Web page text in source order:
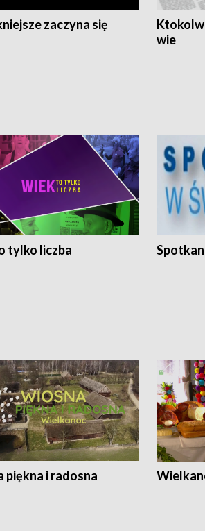
zaczyna się
wie
tylko liczba
piękna i radosna